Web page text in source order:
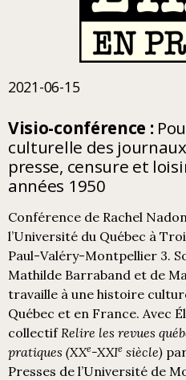
2021-06-15
Visio-conférence :
culturelle des
presse, censure et
années 1950
Conférence de Rachel Nadon
l’Université du Québec à
Paul-Valéry-Montpellier 3.
Mathilde Barraband et de
travaille à une histoire
Québec et en France. Avec
collectif Relire les revues
pratiques (XXe-XXIe siècle)
Presses de l’Université de